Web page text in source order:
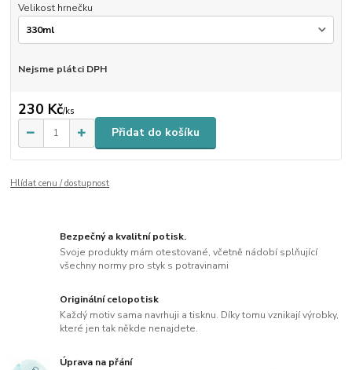
Velikost hrnečku
Nejsme plátci DPH
230 Kč/ks
Přidat do košíku
Hlídat cenu / dostupnost
Bezpečný a kvalitní potisk.
Svoje produkty mám otestované, včetně nádobí splňující
všechny normy pro styk s potravinami
Originální celopotisk
Každý motiv sama navrhuji a tisknu. Díky tomu vznikají výrobky,
které jen tak někde nenajdete.
Úprava na přání